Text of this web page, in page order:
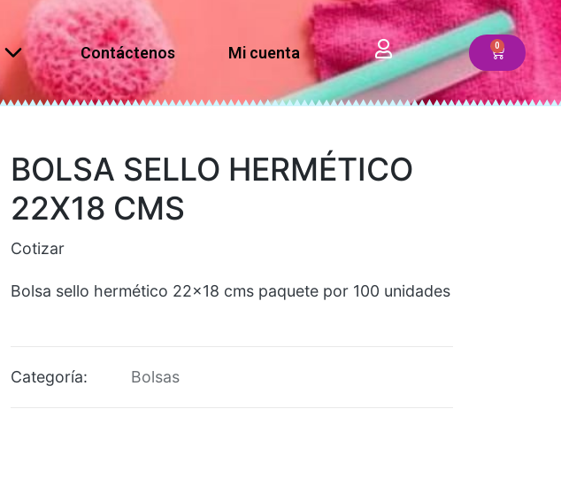
Contáctenos Mi cuenta
BOLSA SELLO HERMÉTICO
22X18 CMS
Cotizar
Bolsa sello hermético 22×18 cms paquete por 100 unidades
Categoría: Bolsas